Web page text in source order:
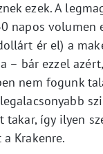
ezek. A
napos volumen
ér el) a
– bár ezzel
nem fogunk
takar, így ilyen
Krakenre.